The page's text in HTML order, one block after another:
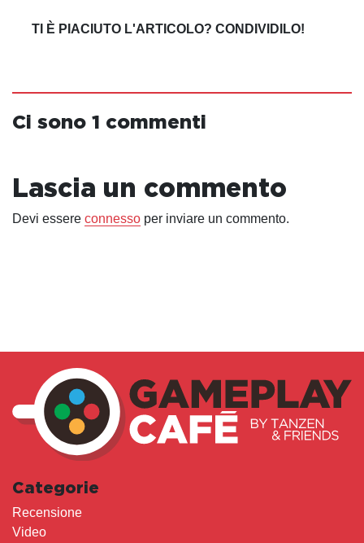
TI È PIACIUTO L'ARTICOLO? CONDIVIDILO!
Ci sono 1 commenti
Lascia un commento
Devi essere connesso per inviare un commento.
Categorie
Recensione
Video